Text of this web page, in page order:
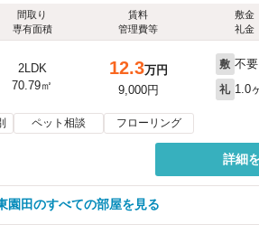
間取り
専有面積
賃料
管理費等
敷金
礼金
2LDK
70.79㎡
12.3万円
9,000円
敷 不要
礼 1.0
ペット相談 フローリング
詳細
園田のすべての部屋を見る